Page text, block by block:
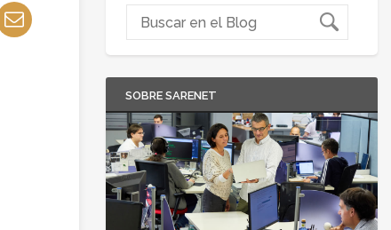
SOBRE SARENET